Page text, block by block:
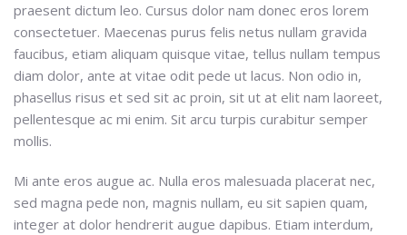
praesent dictum leo. Cursus dolor nam donec eros lorem
consectetuer. Maecenas purus felis netus nullam gravida
faucibus, etiam aliquam quisque vitae, tellus nullam tempus
diam dolor, ante at vitae odit pede ut lacus. Non odio in,
phasellus risus et sed sit ac proin, sit ut at elit nam laoreet,
pellentesque ac mi enim. Sit arcu turpis curabitur semper
mollis.
Mi ante eros augue ac. Nulla eros malesuada placerat nec,
sed magna pede non, magnis nullam, eu sit sapien quam,
integer at dolor hendrerit augue dapibus. Etiam interdum,